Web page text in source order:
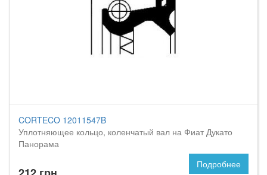
CORTECO 12011547B
Уплотняющее кольцо, коленчатый вал на Фиат Дукато
Панорама
Подробнее